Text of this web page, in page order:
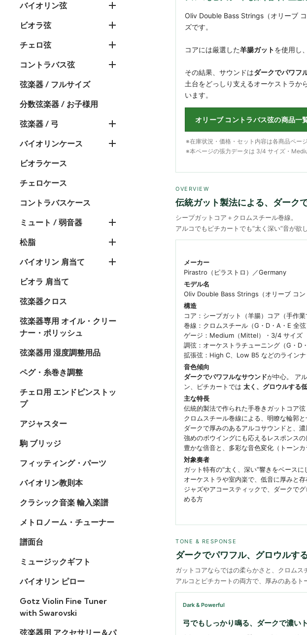
バイオリン弦
ビオラ弦
チェロ弦
コントラバス弦
弦楽器 / フルサイズ
分数弦楽器 / お子様用
弦楽器 / 弓
バイオリンケース
ビオラケース
チェロケース
コントラバスケース
ミュート / 弱音器
松脂
バイオリン 肩当て
ビオラ 肩当て
弦楽器クロス
弦楽器専用 オイル・クリー
ナー・ポリッシュ
弦楽器用 湿度調整用品
ペグ・糸巻き調整
チェロ用 エンドピンストッ
プ
アジャスター
駒 ブリッジ
フィッティング・パーツ
バイオリン教則本
クラシック音楽 輸入楽譜
メトロノーム・チューナー
譜面台
ミュージックギフト
バイオリン ピロー
Gotz Violin Fine Tuner
with Swarovski
弦楽器用 アクセサリー＆パ
Oliv Double Bass Strings（オリーブ
ズです。
コアには厳選した羊腸ガットを使用し
その結果、サウンドはダークでパワフ
土台をどっしり支えるオーケストラか
います。
オリーブ コントラバス弦の商品一
※在庫状況・価格・セット内容は各商品ペー
※本ページの張力データは 3/4 サイズ・
OVERVIEW
伝統ガット製法による、ダーク
シープガットコア＋クロムスチール巻線。
アルコでもピチカートでも“太く深い”音が欲
メーカー
Pirastro（ピラストロ）／Germany
モデル名
Oliv Double Bass Strings（オリーブ コン
構造
コア：シープガット（羊腸）コア（手作業
巻線：クロムスチール（G・D・A・E 全弦
ゲージ：Medium（Mittel）・3/4 サイズ
調弦：オーケストラチューニング（G・D・
拡張弦：High C、Low B5 などのラインナ
音色傾向
ダークでパワフルなサウンドが中心。 ア
ン、ピチカートでは 太く、グロウルする
主な特長
伝統的製法で作られた手巻きガットコア弦
クロムスチール巻線による、明瞭な輪郭
ダークで厚みのあるアルコサウンドと、
強めのボウイングにも応えるレスポンスの
豊かな倍音と、多彩な音色変化（トーンカ
対象奏者
ガット特有の“太く、深い”響きをベース
オーケストラや室内楽で、低音に厚みと
ジャズやアコースティックで、ダークで
める方
TONE & RESPONSE
ダークでパワフル、グロウルす
ガットコアならではの柔らかさと、クロムス
アルコとピチカートの両方で、厚みのあるト
Dark & Powerful
弓でもしっかり鳴る、ダークで濃い